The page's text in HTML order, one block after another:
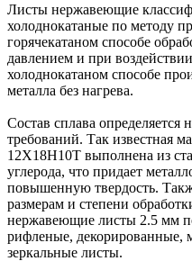
Листы нержавеющие
холоднокатаные по методу
горячекатаном способе
давлением и при
холоднокатаном способе
металла без нагрева.
Состав сплава определяется
требований. Так известная
12Х18Н10Т выполнена из
углерода, что придает
повышенную твердость.
размерам и степени
нержавеющие листы 2.5 мм
рифленые, декорированные,
зеркальные листы.